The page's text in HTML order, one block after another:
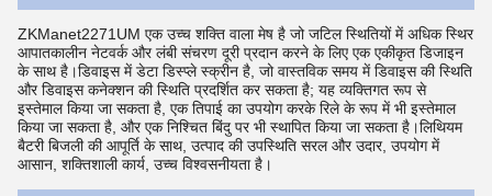
ZKManet2271UM एक उच्च शक्ति वाला मेष है जो जटिल स्थितियों में अधिक स्थिर
आपातकालीन नेटवर्क और लंबी संचरण दूरी प्रदान करने के लिए एक एकीकृत डिजाइन
के साथ है।डिवाइस में डेटा डिस्प्ले स्क्रीन है, जो वास्तविक समय में डिवाइस की स्थिति
और डिवाइस कनेक्शन की स्थिति प्रदर्शित कर सकता है; यह व्यक्तिगत रूप से
इस्तेमाल किया जा सकता है, एक तिपाई का उपयोग करके रिले के रूप में भी इस्तेमाल
किया जा सकता है, और एक निश्चित बिंदु पर भी स्थापित किया जा सकता है।लिथियम
बैटरी बिजली की आपूर्ति के साथ, उत्पाद की उपस्थिति सरल और उदार, उपयोग में
आसान, शक्तिशाली कार्य, उच्च विश्वसनीयता है।